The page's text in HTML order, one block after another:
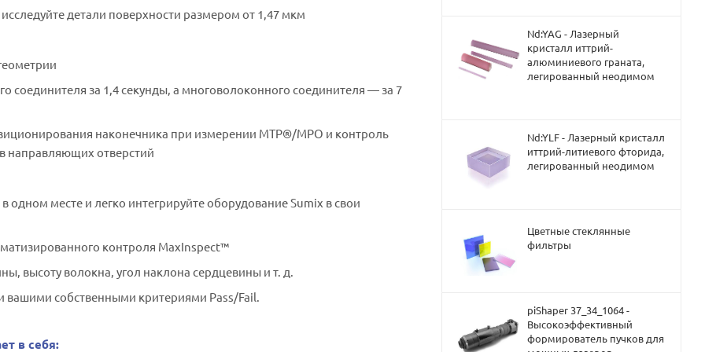
Оправа для керамических феррул
2.00 мм с полировкой PC. Для
коннекторов MTP/MPO Female (без
коннекторов MTP/MPO Female (без
волокон)
детали поверхности размером от 1,47 мкм
соединителя за 1,4 секунды, а многоволоконного соединителя — за 7
наконечника при измерении MTP®/MPO и контроль
направляющих отверстий
месте и легко интегрируйте оборудование Sumix в свои
контроля MaxInspect™
высоту волокна, угол наклона сердцевины и т. д.
вашими собственными критериями Pass/Fail.
в себя:
Nd:YAG - Лазерный
кристалл иттрий-
алюминиевого граната,
легированный неодимом
Nd:YLF - Лазерный кристалл
иттрий-литиевого фторида,
легированный неодимом
Цветные стеклянные
фильтры
piShaper 37_34_1064 -
Высокоэффективный
формирователь пучков для